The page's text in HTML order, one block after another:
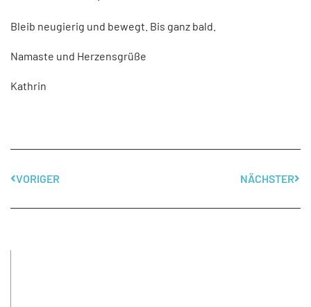
Bleib neugierig und bewegt. Bis ganz bald.
Namaste und Herzensgrüße
Kathrin
VORIGER NÄCHSTER